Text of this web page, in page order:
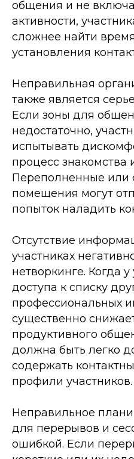
общения и не
активности,
сложнее найти
установления
Неправильная
также является
Если зоны для
недостаточно,
испытывать
процесс знакомства
Переполненные
помещения могут
попыток наладить
Отсутствие
участниках
нетворкинге. Когда
доступа к списку
профессиональных
существенно
продуктивного
должна быть легко
содержать
профили участников.
Неправильное
для перерывов и
ошибкой. Если